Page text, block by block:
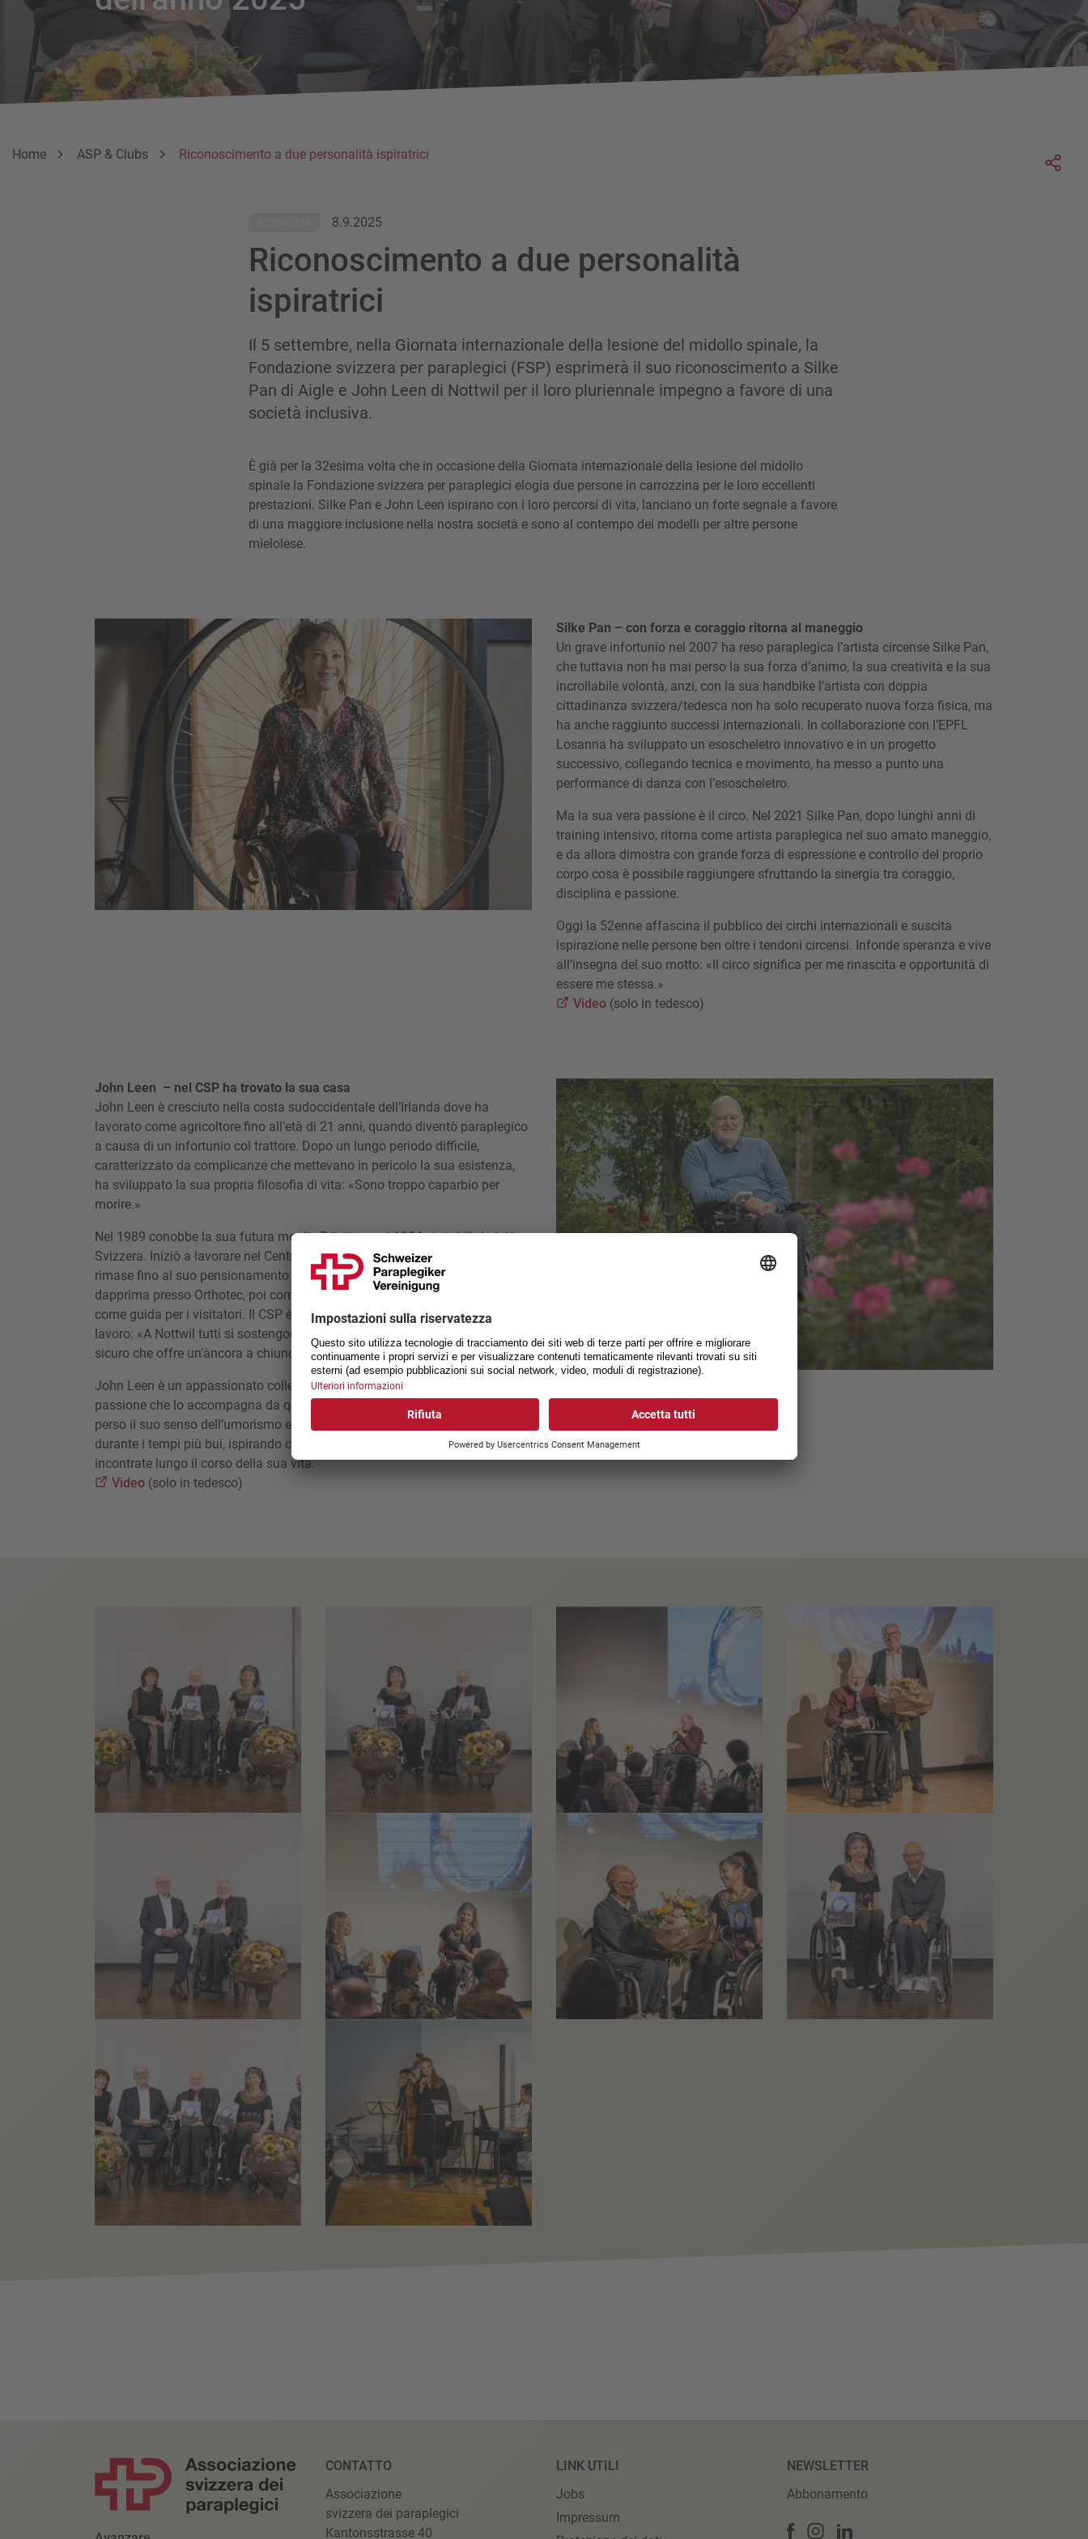
Breadcrumb
Sei qui:
Home ASP & Clubs Riconoscimento a due personalità ispiratrici
8.9.2025
Riconoscimento a due personalità
ispiratrici
Il 5 settembre, nella Giornata internazionale della lesione del midollo spinale, la
Fondazione svizzera per paraplegici (FSP) esprimerà il suo riconoscimento a Silke
Pan di Aigle e John Leen di Nottwil per il loro pluriennale impegno a favore di una
società inclusiva.
È già per la 32esima volta che in occasione della Giornata internazionale della lesione del midollo
spinale la Fondazione svizzera per paraplegici elogia due persone in carrozzina per le loro eccellenti
prestazioni. Silke Pan e John Leen ispirano con i loro percorsi di vita, lanciano un forte segnale a favore
di una maggiore inclusione nella nostra società e sono al contempo dei modelli per altre persone
mielolese.
Silke Pan – con forza e coraggio ritorna al maneggio
Un grave infortunio nel 2007 ha reso paraplegica l’artista circense Silke Pan,
che tuttavia non ha mai perso la sua forza d’animo, la sua creatività e la sua
incrollabile volontà, anzi, con la sua handbike l’artista con doppia
cittadinanza svizzera/tedesca non ha solo recuperato nuova forza fisica, ma
ha anche raggiunto successi internazionali. In collaborazione con l’EPFL
Losanna ha sviluppato un esoscheletro innovativo e in un progetto
successivo, collegando tecnica e movimento, ha messo a punto una
performance di danza con l’esoscheletro.
Ma la sua vera passione è il circo. Nel 2021 Silke Pan, dopo lunghi anni di
training intensivo, ritorna come artista paraplegica nel suo amato maneggio,
e da allora dimostra con grande forza di espressione e controllo del proprio
corpo cosa è possibile raggiungere sfruttando la sinergia tra coraggio,
disciplina e passione.
Oggi la 52enne affascina il pubblico dei circhi internazionali e suscita
ispirazione nelle persone ben oltre i tendoni circensi. Infonde speranza e vive
all’insegna del suo motto: «Il circo significa per me rinascita e opportunità di
essere me stessa.»
Video (solo in tedesco)
John Leen – nel CSP ha trovato la sua casa
John Leen è cresciuto nella costa sudoccidentale dell’Irlanda dove ha
lavorato come agricoltore fino all’età di 21 anni, quando diventò paraplegico
a causa di un infortunio col trattore. Dopo un lungo periodo difficile,
caratterizzato da complicanze che mettevano in pericolo la sua esistenza,
ha sviluppato la sua propria filosofia di vita: «Sono troppo caparbio per
morire.»
Nel 1989 conobbe la sua futura moglie Brigitte e nel 1994 si stabilì da lei in
Svizzera. Iniziò a lavorare nel Centro svizzero per paraplegici (CSP) dove
rimase fino al suo pensionamento nel 2024, svolgendo la sua attività
dapprima presso Orthotec, poi come assistente nel servizio di ergoterapia e
come guida per i visitatori. Il CSP è per lui molto più di un semplice posto di
lavoro: «A Nottwil tutti si sostengono a vicenda. Il CSP è come un porto
sicuro che offre un’àncora a chiunque ne abbia bisogno.»
John Leen è un appassionato collezionista di trattori agricoli d’epoca, una
passione che lo accompagna da quando era bambino. Il 65enne non ha mai
perso il suo senso dell’umorismo e la sua apertura mentale, nemmeno
durante i tempi più bui, ispirando con il suo atteggiamento le molte persone
incontrate lungo il corso della sua vita.
Video (solo in tedesco)
CONTATTO
Associazione
svizzera dei paraplegici
Kantonsstrasse 40
LINK UTILI
Jobs
Impressum
NEWSLETTER
Abbonamento